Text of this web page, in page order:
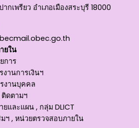
กเพรียว อำเภอเมืองสระบุรี 18000
ยใน
การ
านการเงินฯ
งานบุคคล
ดตามฯ
และแผน , กลุ่ม DLICT
ฯ , หน่วยตรวจสอบภายใน